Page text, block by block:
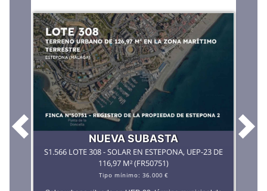
13369-A REGISTRO DE LA PROPIEDAD DE MALAGA 4
(Tomo 2256 Libro 474 Folio 87) REF. CATASTRAL
Dirección: Pleno dominio, 100%: la nota simple registral
confirma que PROMAGA, S.A. es titular único del pleno
dominio del 100% de esta finca (""La TOTALIDAD del
pleno dominio""). **EN EL APARTADO DOCUMENTOS
PODRÁ ENCONTRAR NOTA SIMPLE, CERTIFICADO
CATASTRAL, INFORME DE MAPAS** Es necesario
disponer de ususario registrado en la plataforma y haber
realizado el depósito para poder participar en la subasta
NUEVA SUBASTA
S1.566 LOTE 308 - SOLAR EN ESTEPONA, UEP-23 DE
116,97 M² (FR50751)
Tipo mínimo: 36.000 €
Anterior